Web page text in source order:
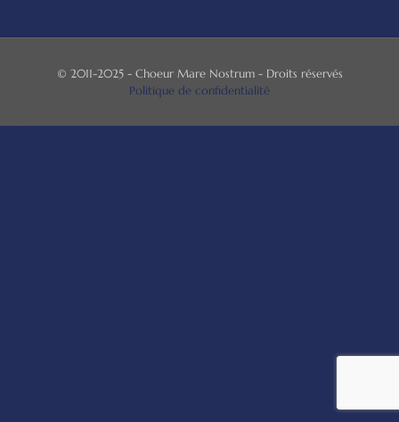
© 2011-2025 - Choeur Mare Nostrum - Droits réservés
Politique de confidentialité